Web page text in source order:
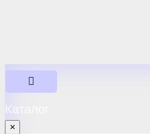
Каталог
×